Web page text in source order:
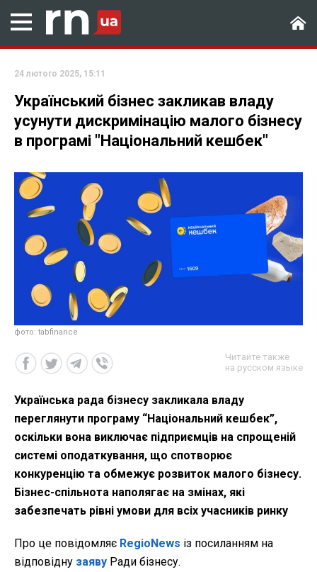
24 лютого 2025, 15:11
Український бізнес закликав владу
усунути дискримінацію малого бізнесу
в програмі "Національний кешбек"
фото: tabfinance
Читайте также
на русском языке
Українська рада бізнесу закликала владу
переглянути програму “Національний кешбек”,
оскільки вона виключає підприємців на спрощеній
системі оподаткування, що спотворює
конкуренцію та обмежує розвиток малого бізнесу.
Бізнес-спільнота наполягає на змінах, які
забезпечать рівні умови для всіх учасників ринку
Про це повідомляє RegioNews із посиланням на
відповідну заяву Ради бізнесу.